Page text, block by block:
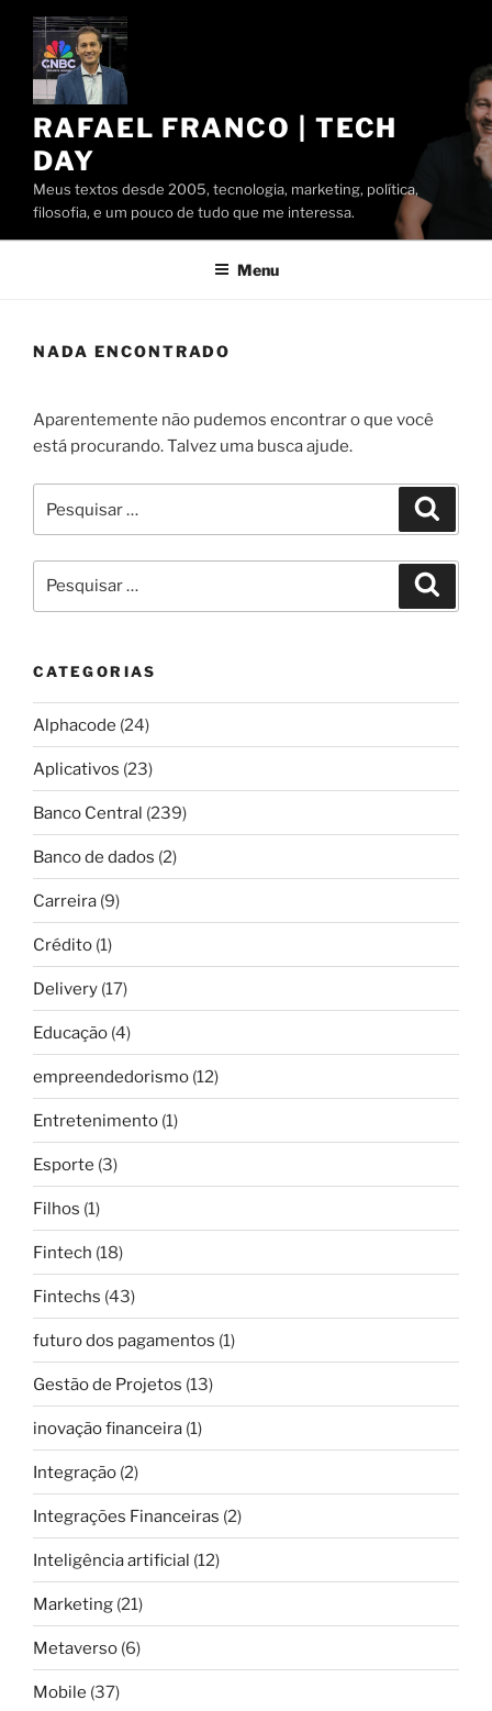
Pular
conteúdo
RAFAEL FRANCO | TECH
DAY
Meus textos desde 2005, tecnologia, marketing, política,
filosofia, e um pouco de tudo que me interessa.
Menu
NADA ENCONTRADO
Aparentemente não pudemos encontrar o que você
está procurando. Talvez uma busca ajude.
por:
por:
CATEGORIAS
Alphacode (24)
Aplicativos (23)
Banco Central (239)
Banco de dados (2)
Carreira (9)
Crédito (1)
Delivery (17)
Educação (4)
empreendedorismo (12)
Entretenimento (1)
Esporte (3)
Filhos (1)
Fintech (18)
Fintechs (43)
futuro dos pagamentos (1)
Gestão de Projetos (13)
inovação financeira (1)
Integração (2)
Integrações Financeiras (2)
Inteligência artificial (12)
Marketing (21)
Metaverso (6)
Mobile (37)